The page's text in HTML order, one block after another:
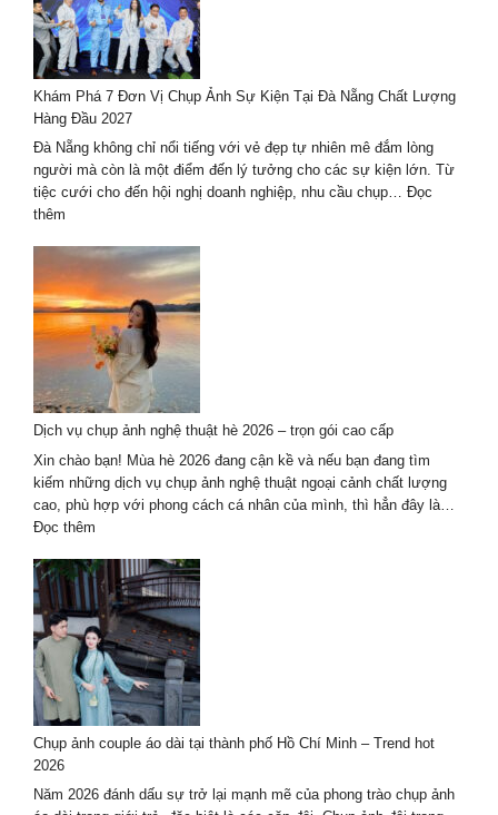
cách
Hàn
Quốc
–
xu
mới
nhất
2024-
Khám Phá 7 Đơn Vị Chụp Ảnh Sự Kiện Tại Đà Nẵng Chất Lượng
Hàng Đầu 2027
Đà Nẵng không chỉ nổi tiếng với vẻ đẹp tự nhiên mê đắm lòng
người mà còn là một điểm đến lý tưởng cho các sự kiện lớn. Từ
tiệc cưới cho đến hội nghị doanh nghiệp, nhu cầu chụp… Đọc
thêm
Phá
7
Đơn
Vị
Chụp
Ảnh
Sự
Kiện
Tại
Đà
Nẵng
Chất
Lượng
Đầu
2027
Dịch vụ chụp ảnh nghệ thuật hè 2026 – trọn gói cao cấp
Xin chào bạn! Mùa hè 2026 đang cận kề và nếu bạn đang tìm
kiếm những dịch vụ chụp ảnh nghệ thuật ngoại cảnh chất lượng
cao, phù hợp với phong cách cá nhân của mình, thì hẳn đây là…
Đọc thêm
vụ
chụp
ảnh
nghệ
thuật
hè
2026
–
trọn
cao
Chụp ảnh couple áo dài tại thành phố Hồ Chí Minh – Trend hot
2026
Năm 2026 đánh dấu sự trở lại mạnh mẽ của phong trào chụp ảnh